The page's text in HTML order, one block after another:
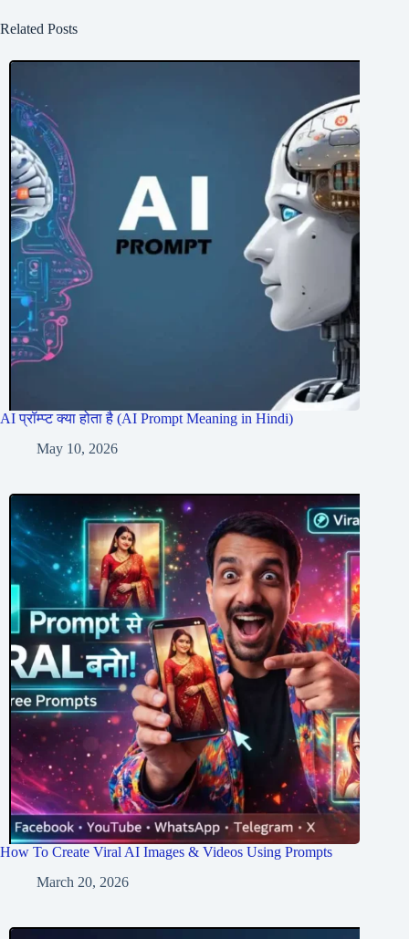
Related Posts
AI प्रॉम्प्ट क्या होता है (AI Prompt Meaning in Hindi)
May 10, 2026
How To Create Viral AI Images & Videos Using Prompts
March 20, 2026